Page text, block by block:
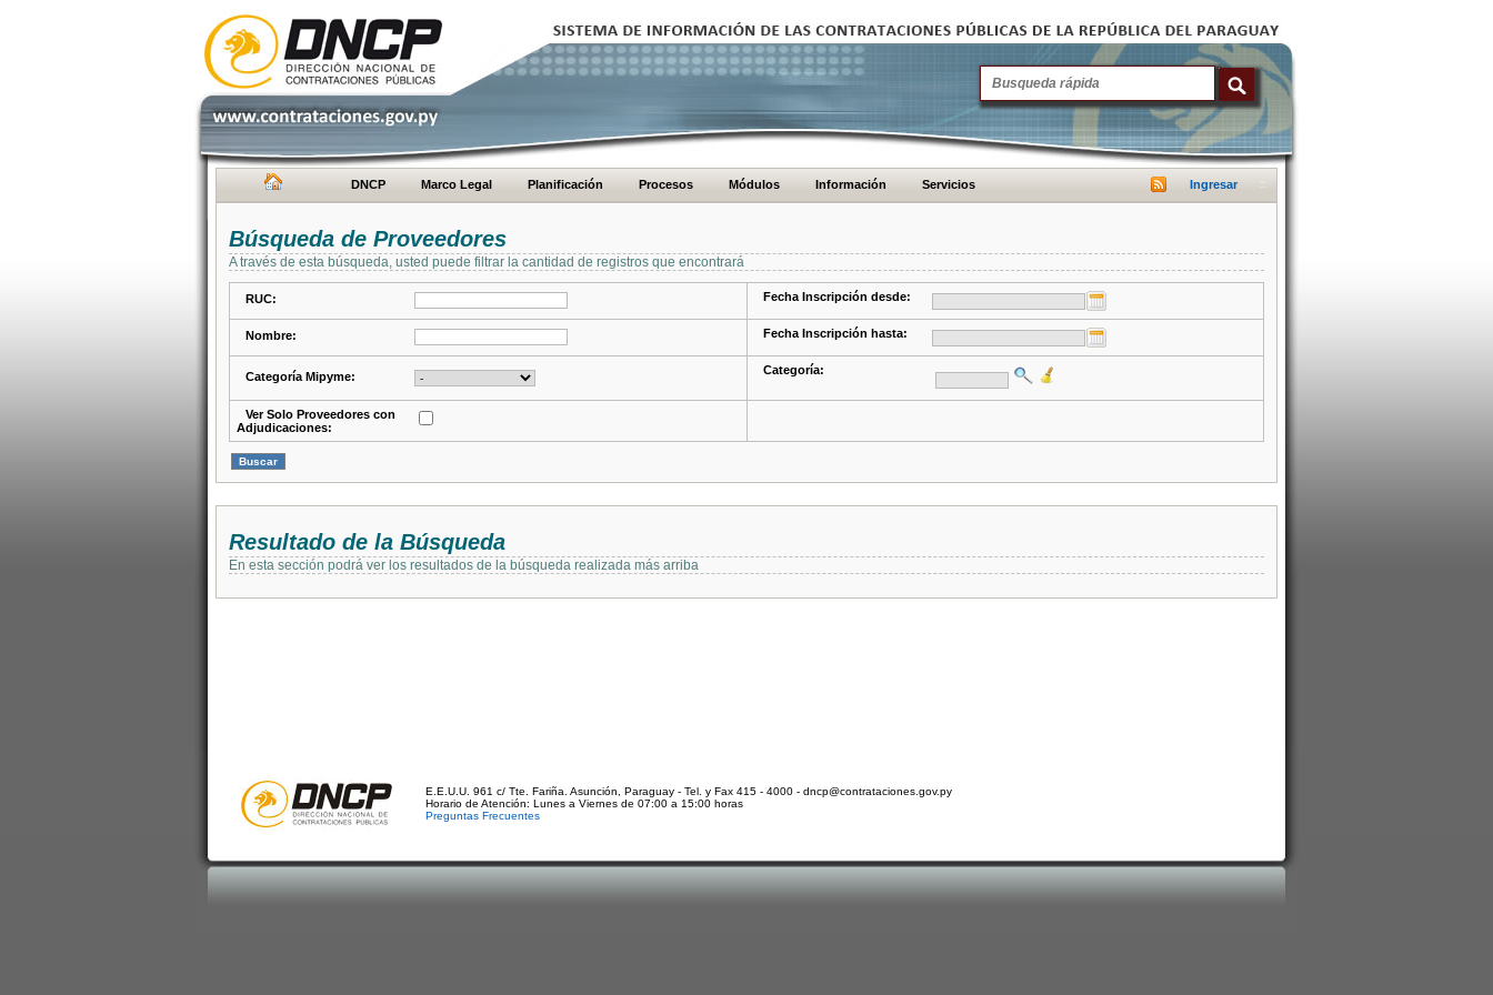
DNCP Marco Legal Planificación Procesos Módulos Información Servicios Ingresar
Búsqueda de Proveedores
A través de esta búsqueda, usted puede filtrar la cantidad de registros que encontrará
RUC: Fecha Inscripción desde:
Nombre: Fecha Inscripción hasta:
Categoría Mipyme: Categoría:
Ver Solo Proveedores con
Adjudicaciones:
Resultado de la Búsqueda
En esta sección podrá ver los resultados de la búsqueda realizada más arriba
E.E.U.U. 961 c/ Tte. Fariña. Asunción, Paraguay - Tel. y Fax 415 - 4000 - dncp@contrataciones.gov.py
Horario de Atención: Lunes a Viernes de 07:00 a 15:00 horas
Preguntas Frecuentes